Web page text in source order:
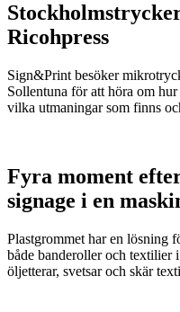
Ricohpress
Sign&Print besöker
Sollentuna för att höra om
vilka utmaningar som finns
Fyra moment
signage i en
Plastgrommet har en lösning
både banderoller och textilier
öljetterar, svetsar och skär